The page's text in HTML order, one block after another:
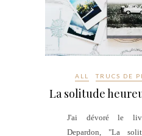
ALL TRUCS DE
La solitude
J'ai dévoré le
Depardon, "La